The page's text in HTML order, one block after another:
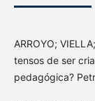
ARROYO;
tensos de ser
pedagógica?